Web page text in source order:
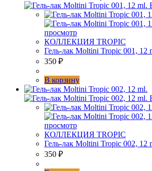
просмотр
КОЛЛЕКЦИЯ TROPIC
Гель-лак Moltini Tropic 001, 12
350 ₽
В корзину
просмотр
КОЛЛЕКЦИЯ TROPIC
Гель-лак Moltini Tropic 002, 12
350 ₽